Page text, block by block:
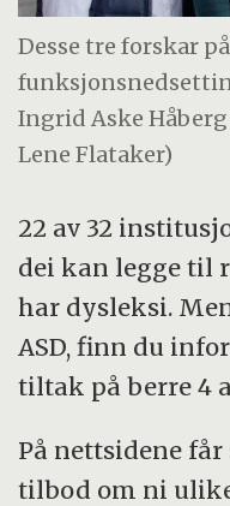
Desse tre forskar
Ingrid Aske Håberg
Lene Flataker)
22 av 32
dei kan legge til
har dysleksi.
ASD, finn du
tiltak på berre 4
På nettsidene
tilbod om ni